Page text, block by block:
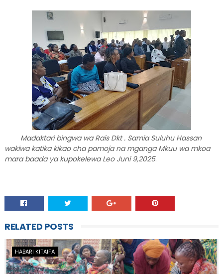
Madaktari bingwa wa Rais Dkt . Samia Suluhu Hassan
wakiwa katika kikao cha pamoja na mganga Mkuu wa mkoa
mara baada ya kupokelewa Leo Juni 9,2025.
RELATED POSTS
HABARI KITAIFA